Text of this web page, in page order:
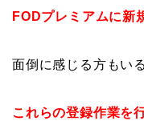
FODプレミアムに新
面倒に感じる方もい
これらの登録作業を